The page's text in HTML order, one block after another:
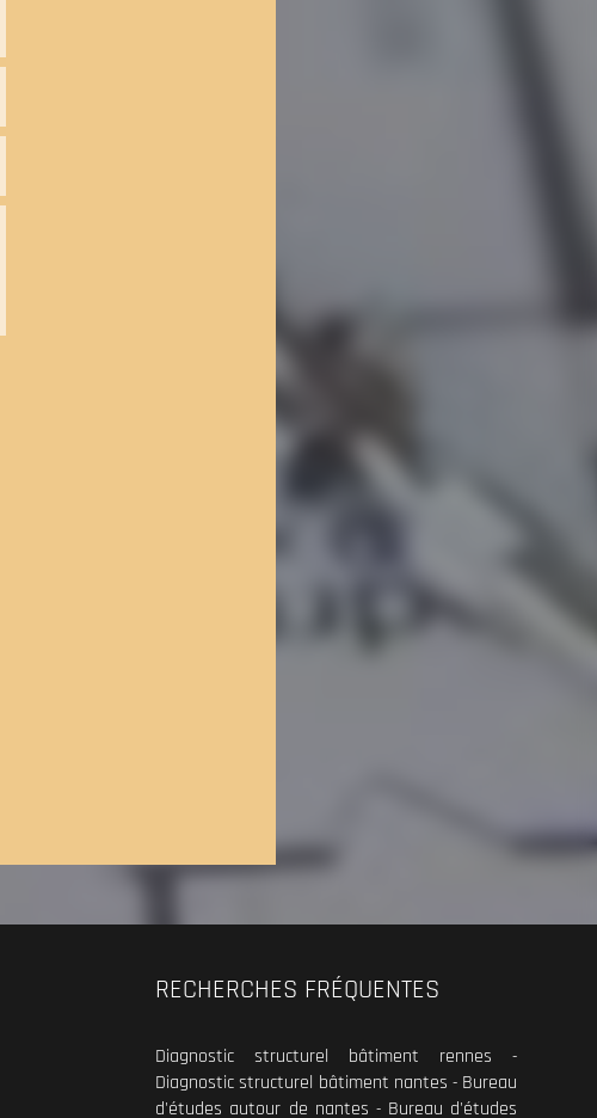
RECHERCHES FRÉQUENTES
Diagnostic structurel bâtiment rennes
Diagnostic structurel bâtiment nantes
Bureau
d'études autour de nantes
Bureau d'études